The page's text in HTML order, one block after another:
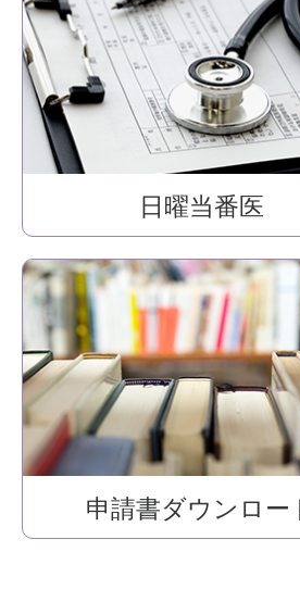
日曜当番医
申請書ダウンロー